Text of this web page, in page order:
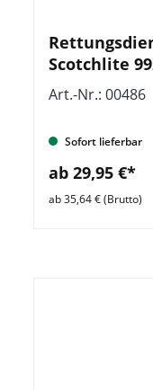
Scotchlite
Art.-Nr.: 00486
Sofort lieferbar
ab 29,95 €*
ab 35,64 € (Brutto)